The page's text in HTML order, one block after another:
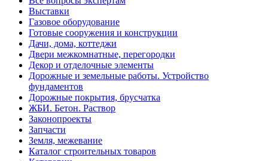
Выставки
Газовое оборудование
Готовые сооружения и конструкции
Дачи, дома, коттеджи
Двери межкомнатные, перегородки
Декор и отделочные элементы
Дорожные и земельные работы. Устройство
фундаментов
Дорожные покрытия, брусчатка
ЖБИ. Бетон. Раствор
Законопроекты
Запчасти
Земля, межевание
Каталог строительных товаров